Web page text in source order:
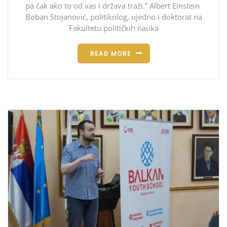
pa čak ako to od vas i država traži.” Albert Einstein
Boban Stojanović, politikolog, ujedno i doktorat na
Fakultetu političkih nauka
READ MORE